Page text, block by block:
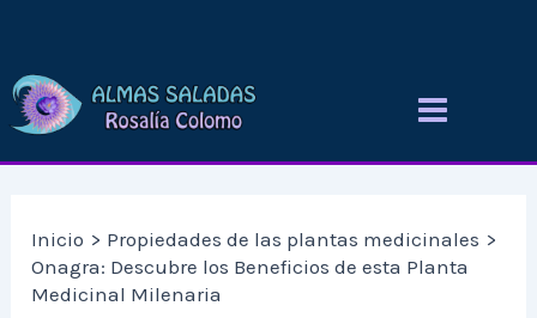
contenido
Inicio
Propiedades de las plantas medicinales
Onagra: Descubre los Beneficios de esta Planta
Medicinal Milenaria